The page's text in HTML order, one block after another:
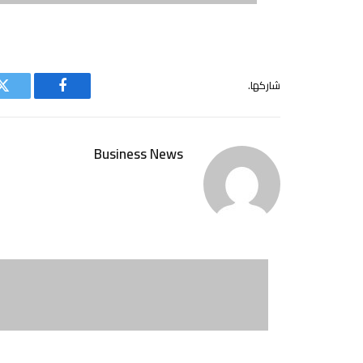
شاركها.
فيسبوك
Business News